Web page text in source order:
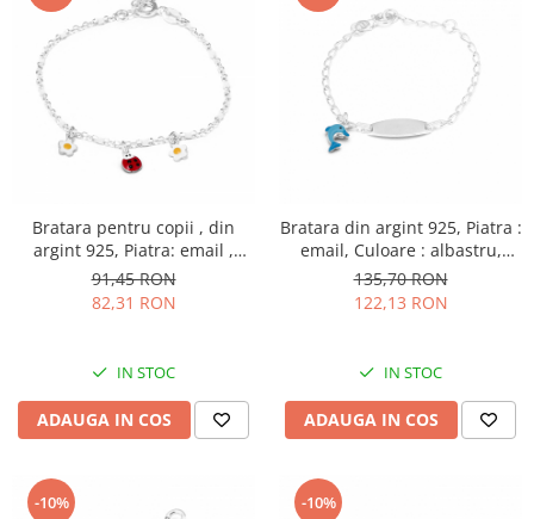
Bratara pentru copii , din
argint 925, Piatra: email ,
Culoare: multicolor , Sonis
Silver
91,45 RON
82,31 RON
IN STOC
ADAUGA IN COS
Bratara din argint 925, Piatra :
email, Culoare : albastru,
Sonis Silver
135,70 RON
122,13 RON
IN STOC
ADAUGA IN COS
-10% -10%